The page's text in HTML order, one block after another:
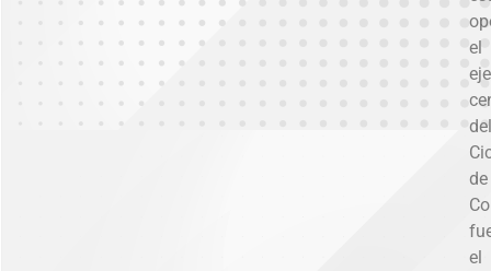
el
eje
del
de
el